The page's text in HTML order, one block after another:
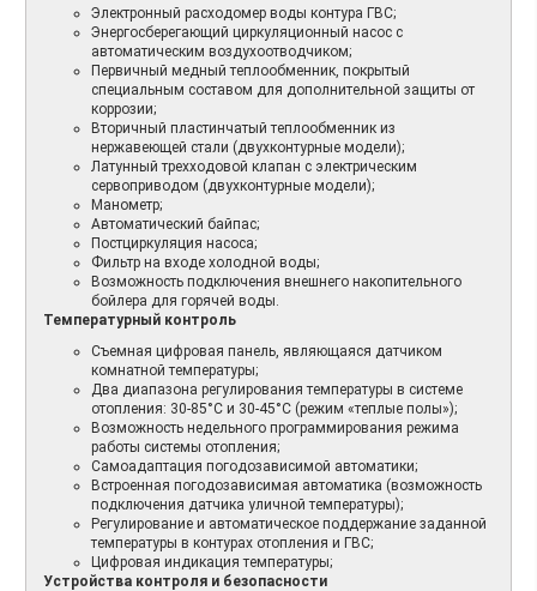
Электронный расходомер воды контура ГВС;
Энергосберегающий циркуляционный насос с
автоматическим воздухоотводчиком;
Первичный медный теплообменник, покрытый
специальным составом для дополнительной защиты от
коррозии;
Вторичный пластинчатый теплообменник из
нержавеющей стали (двухконтурные модели);
Латунный трехходовой клапан с электрическим
сервоприводом (двухконтурные модели);
Манометр;
Автоматический байпас;
Постциркуляция насоса;
Фильтр на входе холодной воды;
Возможность подключения внешнего накопительного
бойлера для горячей воды.
Температурный контроль
Съемная цифровая панель, являющаяся датчиком
комнатной температуры;
Два диапазона регулирования температуры в системе
отопления: 30-85°С и 30-45°С (режим «теплые полы»);
Возможность недельного программирования режима
работы системы отопления;
Самоадаптация погодозависимой автоматики;
Встроенная погодозависимая автоматика (возможность
подключения датчика уличной температуры);
Регулирование и автоматическое поддержание заданной
температуры в контурах отопления и ГВС;
Цифровая индикация температуры;
Устройства контроля и безопасности